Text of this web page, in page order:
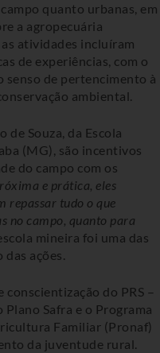
quanto urbanas, em
a agropecuária
atividades incluíram
de experiências, com o
de pertencimento à
ambiental.
Souza, da Escola
(MG), são incentivos
do campo com os
e prática, eles
repassar tudo o que
no campo, quanto para
mineira foi uma das
ações.
conscientização do PRS –
Safra e o Programa
Familiar (Pronaf)
da juventude rural.